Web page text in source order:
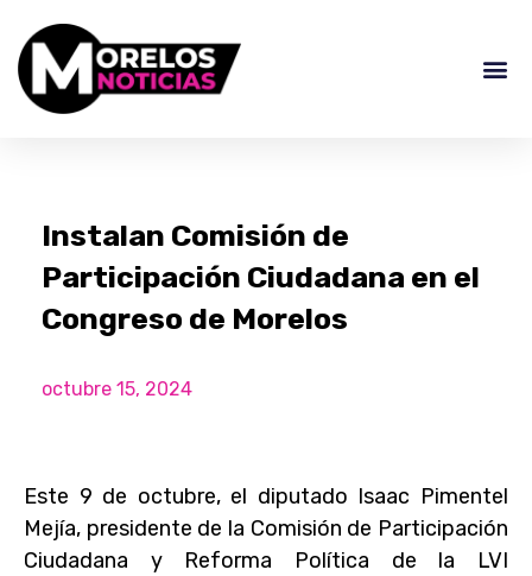
Instalan Comisión de
Participación Ciudadana en el
Congreso de Morelos
octubre 15, 2024
Este 9 de octubre, el diputado Isaac Pimentel
Mejía, presidente de la Comisión de Participación
Ciudadana y Reforma Política de la LVI